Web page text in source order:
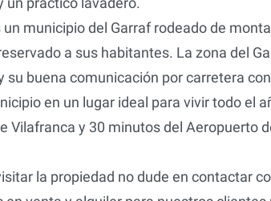
un municipio del Garraf rodeado de
a sus habitantes. La zona del
su buena comunicación por carretera
en un lugar ideal para vivir todo el
Vilafranca y 30 minutos del Aeropuerto
la propiedad no dude en contactar